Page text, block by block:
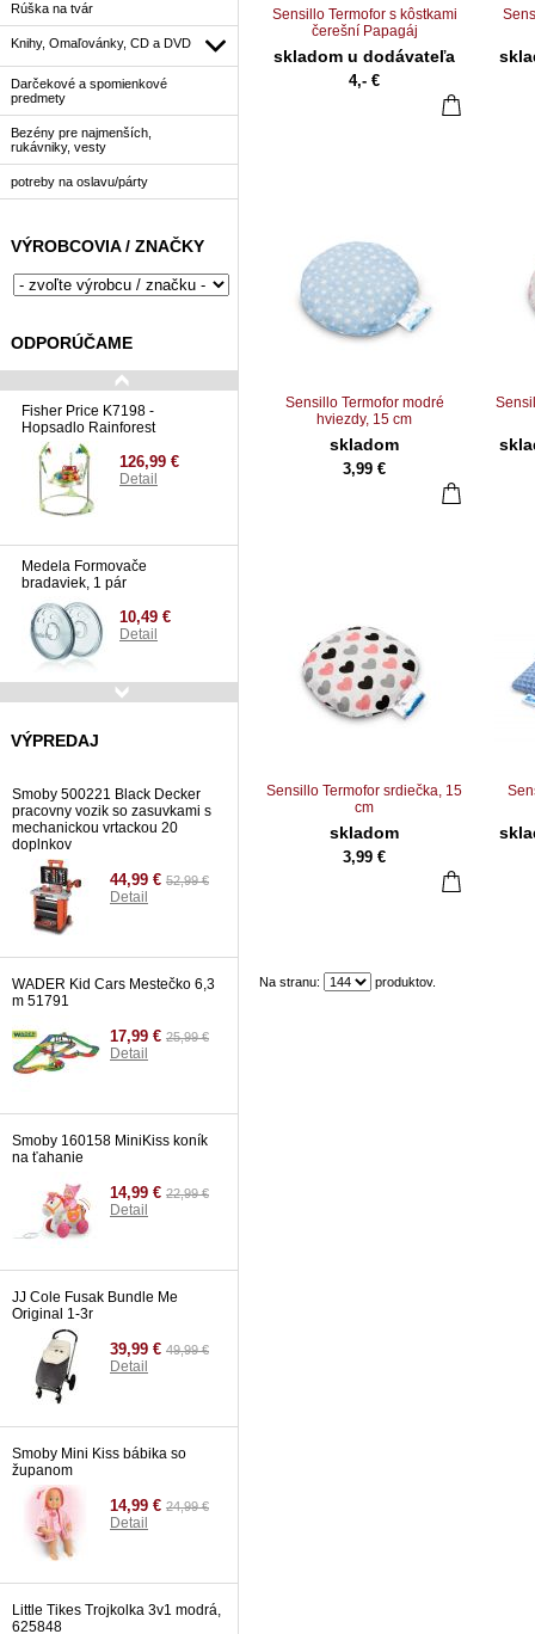
Rúška na tvár
Knihy, Omaľovánky, CD a DVD
Darčekové a spomienkové
predmety
Bezény pre najmenších,
rukávniky, vesty
potreby na oslavu/párty
VÝROBCOVIA / ZNAČKY
ODPORÚČAME
Fisher Price K7198 -
Hopsadlo Rainforest
126,99 €
Detail
Medela Formovače
bradaviek, 1 pár
10,49 €
Detail
skákadlo Rainforest
Detail
VÝPREDAJ
Smoby 500221 Black Decker
pracovny vozik so zasuvkami s
mechanickou vrtackou 20
doplnkov
44,99 € 52,99 €
Detail
WADER Kid Cars Mestečko 6,3
m 51791
17,99 € 25,99 €
Detail
Smoby 160158 MiniKiss koník
na ťahanie
14,99 € 22,99 €
Detail
JJ Cole Fusak Bundle Me
Original 1-3r
39,99 € 49,99 €
Detail
Smoby Mini Kiss bábika so
županom
14,99 € 24,99 €
Detail
Little Tikes Trojkolka 3v1 modrá,
625848
Sensillo Termofor s kôstkami
čerešní Papagáj
skladom u dodávateľa
4,- €
Sensillo Termofor modré
hviezdy, 15 cm
skladom
3,99 €
Sensillo Termofor srdiečka, 15
cm
skladom
3,99 €
Na stranu: produktov.